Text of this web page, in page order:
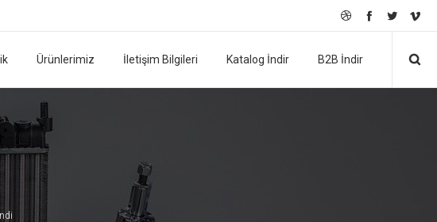
Ürünlerimiz İletişim Bilgileri Katalog İndir B2B İndir